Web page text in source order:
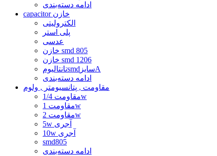
ادامه دسته‌بندی
capacitor خازن
الکترولیتی
پلی استر
عدسی
خازن smd 805
خازن smd 1206
تانتالیومsmdسایزA
ادامه دسته‌بندی
مقاومت , پتانسیومتر , ولوم
مقاومت 1/4w
مقاومت 1w
مقاومت 2w
5w آجری
10w آجری
smd805
ادامه دسته‌بندی